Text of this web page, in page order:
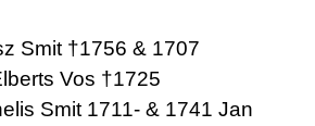
Smit †1756 & 1707
Vos †1725
Smit 1711- & 1741 Jan